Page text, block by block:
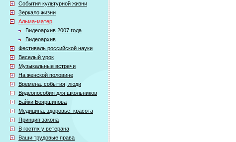
События культурной жизни
Зеркало жизни
Альма-матер
Видеоархив 2007 года
Видеоархив
Фестиваль российской науки
Веселый урок
Музыкальные встречи
На женской половине
Времена, события, люди
Видеопособия для школьников
Байки Бояршинова
Медицина. здоровье. красота
Принцип закона
В гостях у ветерана
Ваши трудовые права